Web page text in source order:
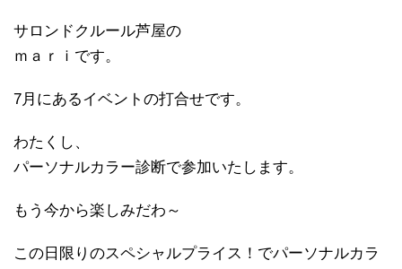
サロンドクルール芦屋の
ｍａｒｉです。
7月にあるイベントの打合せです。
わたくし、
パーソナルカラー診断で参加いたします。
もう今から楽しみだわ～
この日限りのスペシャルプライス！でパーソナルカラ